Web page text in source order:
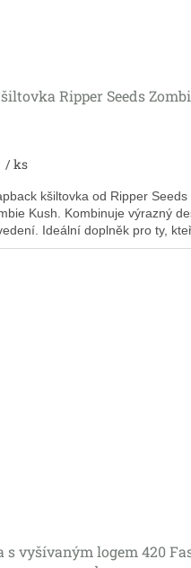
Ripper Seeds
/ ks
kšiltovka od Ripper Seeds
Kush. Kombinuje výrazný
Ideální doplněk pro ty,
vyšívaným logem 420